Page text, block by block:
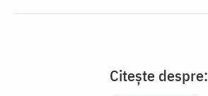
Citește despre: